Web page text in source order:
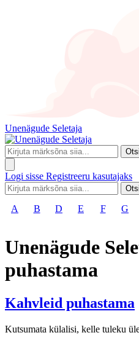
Unenägude Seletaja
Otsi
Logi sisse Registreeru kasutajaks
Otsi
A B D E F G
Unenägude
puhastama
Kahvleid puhastama
Kutsumata külalisi, kelle tuleku